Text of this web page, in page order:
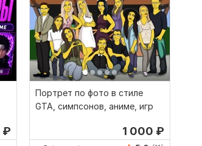
₽
Портрет по фото в стиле
GTA, симпсонов, аниме, игр
1 000 ₽